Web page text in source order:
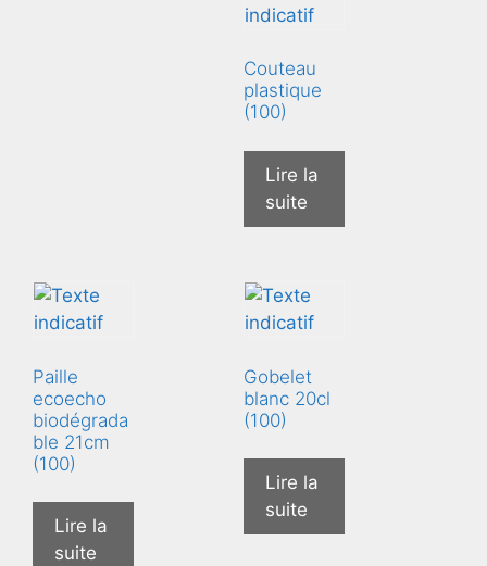
Couteau
plastique
(100)
Lire la
suite
Paille
ecoecho
biodégrada
ble 21cm
(100)
Lire la
suite
Gobelet
blanc 20cl
(100)
Lire la
suite